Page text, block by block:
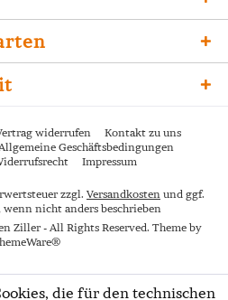
widerrufen
Kontakt zu uns
Geschäftsbedingungen
Impressum
zzgl. Versandkosten und ggf.
wenn nicht anders beschrieben
Ziller - All Rights Reserved. Theme by
die für den technischen